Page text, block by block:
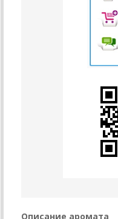
Описание аромата